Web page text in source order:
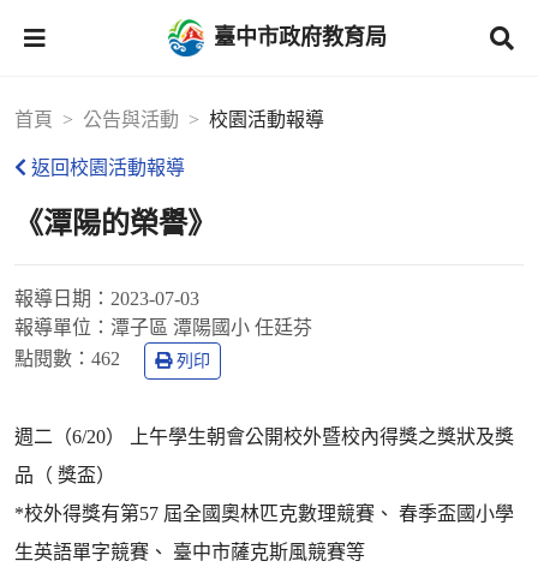
臺中市政府教育局
首頁 公告與活動 校園活動報導
返回校園活動報導
《潭陽的榮譽》
報導日期： 2023-07-03
報導單位： 潭子區 潭陽國小 任廷芬
點閱數： 462 列印
週二（6/20） 上午學生朝會公開校外暨校內得獎之獎狀及獎
品（ 獎盃）
*校外得獎有第57 屆全國奧林匹克數理競賽、 春季盃國小學
生英語單字競賽、 臺中市薩克斯風競賽等